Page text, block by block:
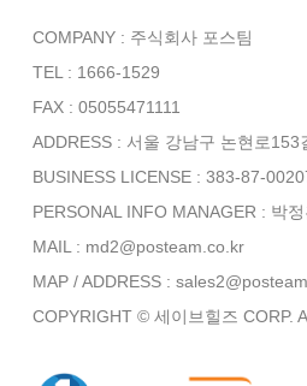
COMPANY : 주식회사 포스팀
TEL : 1666-1529
FAX : 05055471111
ADDRESS : 서울 강남구 논현로153
BUSINESS LICENSE : 383-87-
PERSONAL INFO MANAGER : 박정
MAIL : md2@posteam.co.kr
MAP / ADDRESS :
COPYRIGHT © 세이브힐즈 CORP.